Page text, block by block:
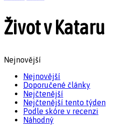
Život v Kataru
Nejnovější
Nejnovější
Doporučené články
Nejčtenější
Nejčtenější tento týden
Podle skóre v recenzi
Náhodný